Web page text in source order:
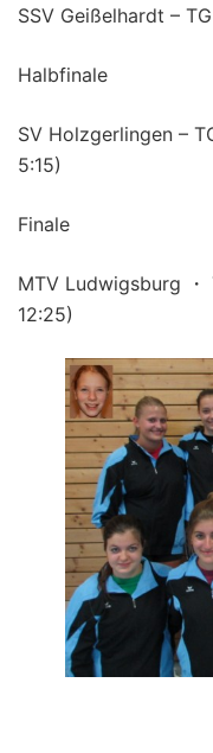
SSV Geißelhardt –
Halbfinale
SV Holzgerlingen –
5:15)
Finale
MTV Ludwigsburg ・
12:25)